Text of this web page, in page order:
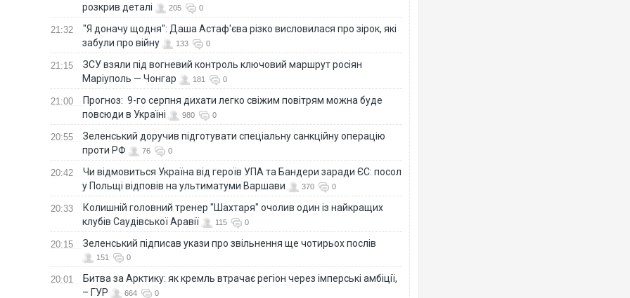
розкрив деталі
205 0
21:32
"Я доначу щодня": Даша Астаф'єва різко висловилася про зірок, які
забули про війну
133 0
21:15
ЗСУ взяли під вогневий контроль ключовий маршрут росіян
Маріуполь — Чонгар
181 0
21:00
Прогноз: 9-го серпня дихати легко свіжим повітрям можна буде
повсюди в Україні
980 0
20:55
Зеленський доручив підготувати спеціальну санкційну операцію
проти РФ
76 0
20:42
Чи відмовиться Україна від героїв УПА та Бандери заради ЄС: посол
у Польщі відповів на ультиматуми Варшави
370 0
20:33
Колишній головний тренер "Шахтаря" очолив один із найкращих
клубів Саудівської Аравії
115 0
20:15 Зеленський підписав укази про звільнення ще чотирьох послів
151 0
20:01
Битва за Арктику: як кремль втрачає регіон через імперські амбіції,
– ГУР
664 0